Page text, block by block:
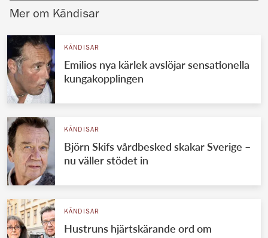
Mer om Kändisar
KÄNDISAR
Emilios nya kärlek avslöjar sensationella
kungakopplingen
KÄNDISAR
Björn Skifs vårdbesked skakar Sverige –
nu väller stödet in
KÄNDISAR
Hustruns hjärtskärande ord om